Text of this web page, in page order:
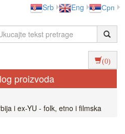
Srb Eng Срп
(0)
proizvoda
i ex-YU - folk, etno i filmska